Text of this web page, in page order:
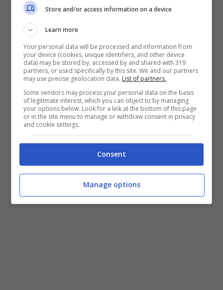
degli ospiti.
emozioni in cui abbiamo potuto celebrare
l’inclusione, la gioia e la partecipazione di
tutti.Queste iniziative sono fondamentali per
valorizzare le capacità e il talento degli ospiti,
promuovendo un messaggio di uguaglianza e
rispetto. Ringrazio, per questo, gli operatori, i
volontari e le famiglie che hanno contribuito a
rendere possibile questa giornata,
Nasso– che il lavoro di squadra e l’impegno
collettivo possono abbattere ogni barriera”.
Store and/or access information on a device
Learn more
Your personal data will be processed and information from
your device (cookies, unique identifiers, and other device
data) may be stored by, accessed by and shared with 319
partners, or used specifically by this site. We and our partners
may use precise geolocation data. List of partners.
Some vendors may process your personal data on the basis
of legitimate interest, which you can object to by managing
your options below. Look for a link at the bottom of this page
or in the site menu to manage or withdraw consent in privacy
and cookie settings.
Consent
Manage options